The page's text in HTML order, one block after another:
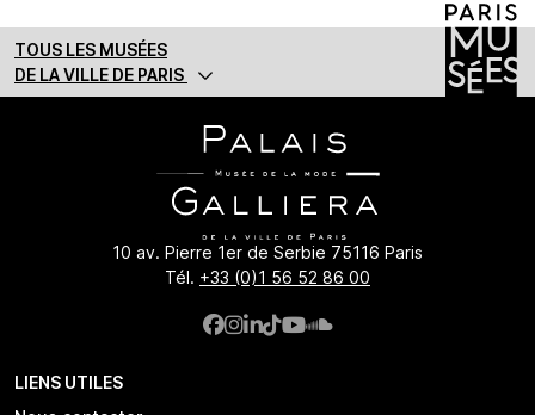
TOUS LES MUSÉES
DE LA VILLE DE PARIS
10 av. Pierre 1er de Serbie 75116 Paris
Tél. +33 (0)1 56 52 86 00
LIENS UTILES